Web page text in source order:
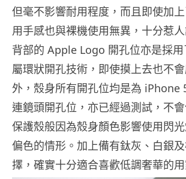
但毫不影響耐用程度，而且即使加
用手感也與裸機使用無異，十分惹人
背部的 Apple Logo 開孔位亦是採
屬環狀開孔技術，即使摸上去也不
外，殼身所有開孔位均是為 iPhone
連鏡頭開孔位，亦已經過測試，不
保護殼般因為殼身顏色影響使用閃
偏色的情形。加上備有鈦灰、白銀
擇，確實十分適合喜歡低調奢華的用